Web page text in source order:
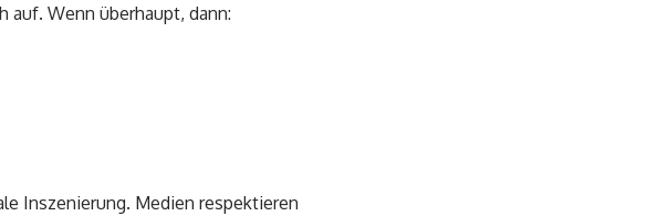
Wenn überhaupt, dann:
Inszenierung. Medien respektieren